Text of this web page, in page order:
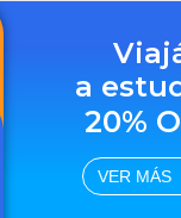
a
20%
VER MÁS